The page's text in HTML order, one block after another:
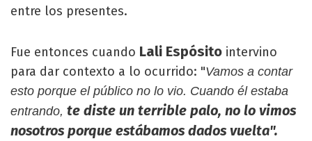
entre los presentes.
Fue entonces cuando Lali Espósito intervino
para dar contexto a lo ocurrido: "Vamos a contar
esto porque el público no lo vio. Cuando él estaba
entrando, te diste un terrible palo, no lo vimos
nosotros porque estábamos dados vuelta".